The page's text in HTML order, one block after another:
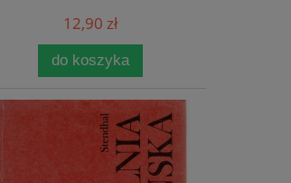
12,90 zł
do koszyka